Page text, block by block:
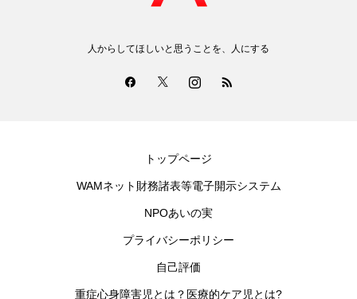
人からしてほしいと思うことを、人にする
トップページ
WAMネット財務諸表等電子開示システム
NPOあいの実
プライバシーポリシー
自己評価
重症心身障害児とは？医療的ケア児とは?